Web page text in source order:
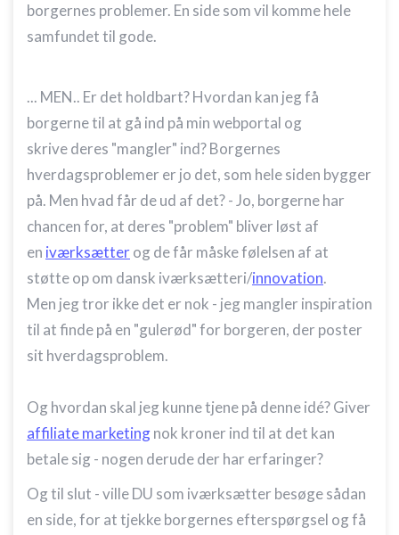
borgernes problemer. En side som vil komme hele
samfundet til gode.
... MEN.. Er det holdbart? Hvordan kan jeg få
borgerne til at gå ind på min webportal og
skrive deres "mangler" ind? Borgernes
hverdagsproblemer er jo det, som hele siden bygger
på. Men hvad får de ud af det? - Jo, borgerne har
chancen for, at deres "problem" bliver løst af
en iværksætterog de får måske følelsen af at
støtte op om dansk iværksætteri/innovation.
Men jeg tror ikke det er nok - jeg mangler inspiration
til at finde på en "gulerød" for borgeren, der poster
sit hverdagsproblem.
Og hvordan skal jeg kunne tjene på denne idé? Giver
affiliate marketingnok kroner ind til at det kan
betale sig - nogen derude der har erfaringer?
Og til slut - ville DU som iværksætter besøge sådan
en side, for at tjekke borgernes efterspørgsel og få